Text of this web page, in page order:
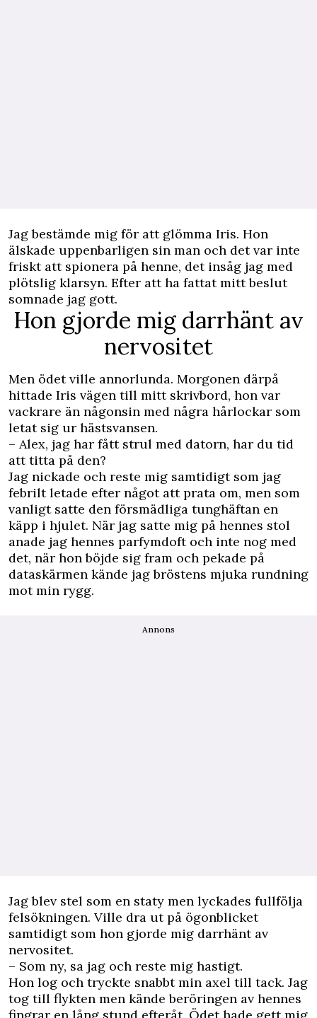
Jag bestämde mig för att glömma Iris. Hon
älskade uppenbarligen sin man och det var inte
friskt att spionera på henne, det insåg jag med
plötslig klarsyn. Efter att ha fattat mitt beslut
somnade jag gott.
Hon gjorde mig darrhänt av
nervositet
Men ödet ville annorlunda. Morgonen därpå
hittade Iris vägen till mitt skrivbord, hon var
vackrare än någonsin med några hårlockar som
letat sig ur hästsvansen.
– Alex, jag har fått strul med datorn, har du tid
att titta på den?
Jag nickade och reste mig samtidigt som jag
febrilt letade efter något att prata om, men som
vanligt satte den försmädliga tunghäftan en
käpp i hjulet. När jag satte mig på hennes stol
anade jag hennes parfymdoft och inte nog med
det, när hon böjde sig fram och pekade på
dataskärmen kände jag bröstens mjuka rundning
mot min rygg.
Annons
Jag blev stel som en staty men lyckades fullfölja
felsökningen. Ville dra ut på ögonblicket
samtidigt som hon gjorde mig darrhänt av
nervositet.
– Som ny, sa jag och reste mig hastigt.
Hon log och tryckte snabbt min axel till tack. Jag
tog till flykten men kände be­röringen av hennes